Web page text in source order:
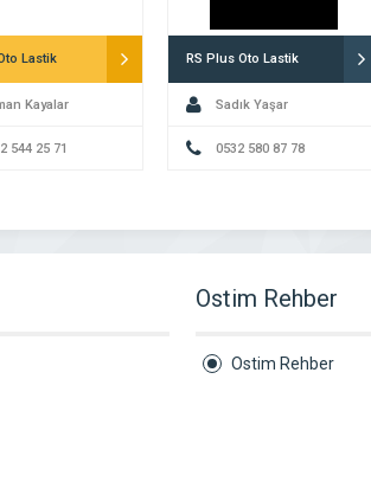
Lastik
Kayalar
544 25 71
RS Plus Oto Lastik
Sadık Yaşar
0532 580 87 78
Ostim Rehber
Ostim Rehber